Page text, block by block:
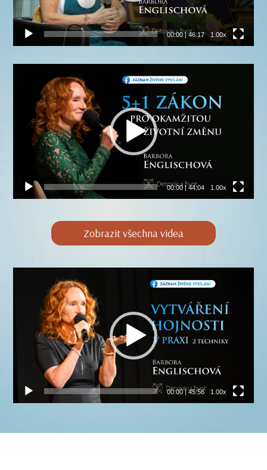
00:00|46:17 1.00x
přehrávač
00:00|44:04 1.00x
Zobrazit všechna videa
přehrávač
00:00|45:56 1.00x